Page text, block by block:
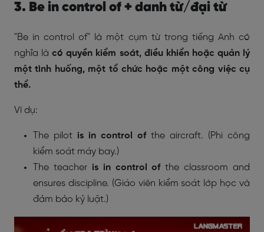
3. Be in control of + danh từ/đại từ
"Be in control of" là một cụm từ trong tiếng Anh có
nghĩa là có quyền kiểm soát, điều khiển hoặc quản lý
một tình huống, một tổ chức hoặc một công việc cụ
thể.
Ví dụ:
The pilot is in control ofthe aircraft. (Phi công
kiểm soát máy bay.)
The teacher is in control ofthe classroom and
ensures discipline. (Giáo viên kiểm soát lớp học và
đảm bảo kỷ luật.)